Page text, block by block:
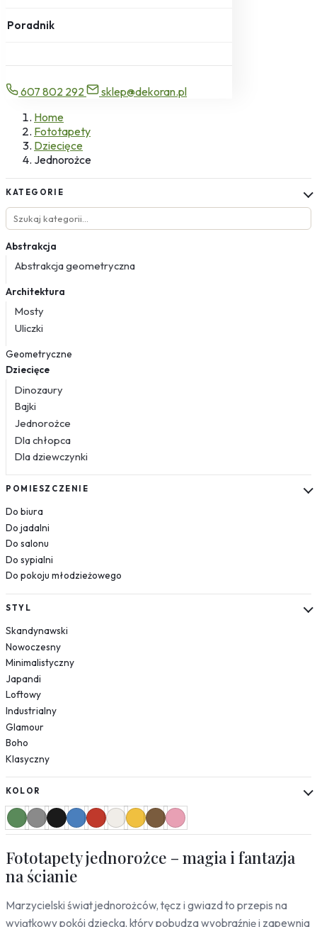
Poradnik
607 802 292
sklep@dekoran.pl
Home
Fototapety
Dziecięce
Jednorożce
KATEGORIE
Abstrakcja
Abstrakcja geometryczna
Architektura
Mosty
Uliczki
Geometryczne
Dziecięce
Dinozaury
Bajki
Jednorożce
Dla chłopca
Dla dziewczynki
Kosmos
Krajobrazy
Góry
Las
Plaża
Wodospad
Pustynia
Jezioro
Morze
Kwiaty
Dmuchawce
Lawenda
Magnolie
Maki
Storczyki
Piwonie
Słoneczniki
Mapy
Miasta
Londyn
Nowy Jork
Rzym
Warszawa
POMIESZCZENIE
Do biura
Do jadalni
Do salonu
Do sypialni
Do pokoju młodzieżowego
STYL
Skandynawski
Nowoczesny
Minimalistyczny
Japandi
Loftowy
Industrialny
Glamour
Boho
Klasyczny
KOLOR
Fototapety jednorożce – magia i fantazja
na ścianie
Marzycielski świat jednorożców, tęcz i gwiazd to przepis na
wyjątkowy pokój dziecka, który pobudza wyobraźnię i zapewnia